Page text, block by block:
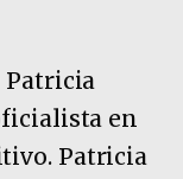
Patricia
en
Patricia